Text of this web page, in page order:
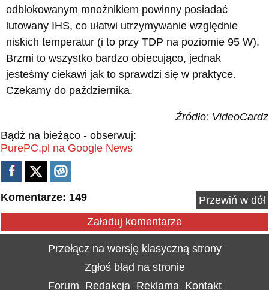
odblokowanym mnożnikiem powinny posiadać
lutowany IHS, co ułatwi utrzymywanie względnie
niskich temperatur (i to przy TDP na poziomie 95 W).
Brzmi to wszystko bardzo obiecująco, jednak
jesteśmy ciekawi jak to sprawdzi się w praktyce.
Czekamy do października.
Źródło: VideoCardz
Bądź na bieżąco - obserwuj:
PurePC.pl na Google News
Komentarze: 149
Przewiń w dół
Załaduj komentarze
Przełącz na wersję klasyczną strony
Zgłoś błąd na stronie
Forum Redakcja Reklama Kontakt